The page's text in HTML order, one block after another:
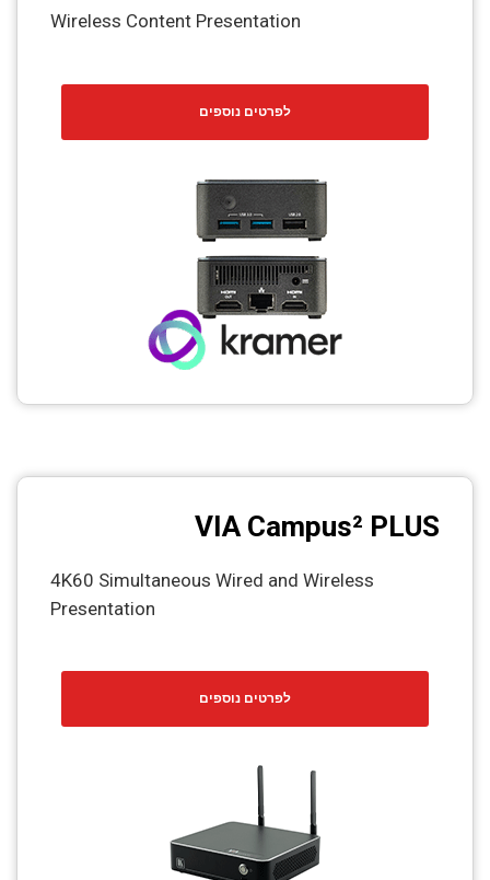
Professional Video Equipment
Fiber Optic
AV over IP
CCTV
Photo Printers
Wireless Content Presentation
לפרטים נוספים
VIA Campus² PLUS
4K60 Simultaneous Wired and Wireless
Presentation
לפרטים נוספים